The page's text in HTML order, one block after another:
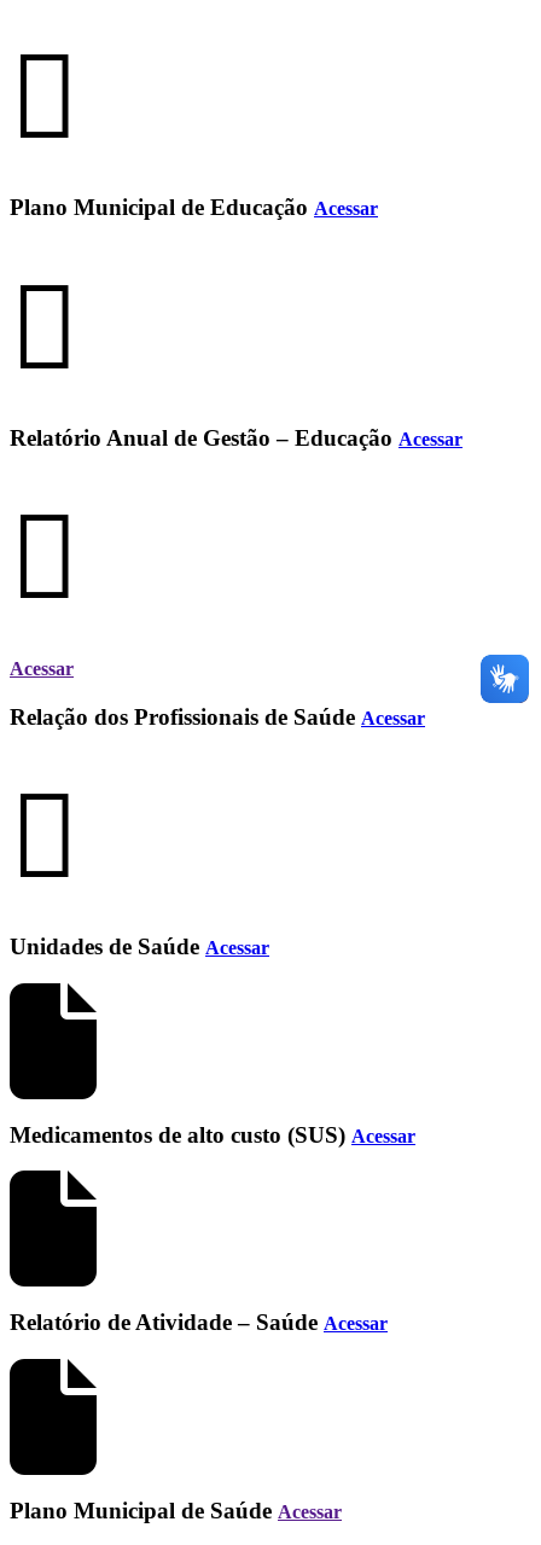
Plano Municipal de Educação Acessar
Relatório Anual de Gestão – Educação Acessar
Acessar
Relação dos Profissionais de Saúde Acessar
Unidades de Saúde Acessar
Medicamentos de alto custo (SUS) Acessar
Relatório de Atividade – Saúde Acessar
Plano Municipal de Saúde Acessar